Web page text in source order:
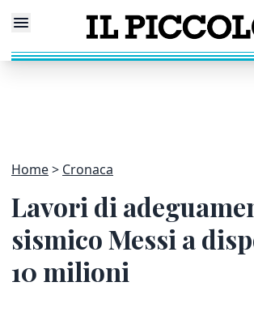
Home Cronaca
Lavori di
sismico Messi a
10 milioni